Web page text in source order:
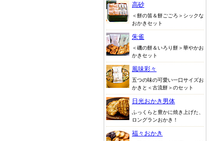
高砂
＜餅の笛＆餅ごごろ＞シックな
おかきセット
朱雀
＜磯の餅＆いろり餅＞華やかお
かきセット
風味彩々
五つの味の可愛い一口サイズお
かきと＜古流餅＞のセット
日光おかき男体
ふっくらと豊かに焼き上げた、
ロングランおかき！
福々おかき